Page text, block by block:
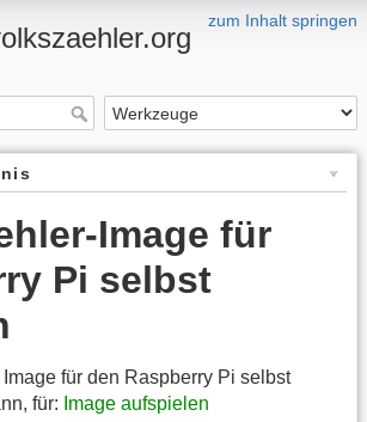
zum Inhalt springen
Image für
Pi selbst
für den Raspberry Pi selbst
für: Image aufspielen